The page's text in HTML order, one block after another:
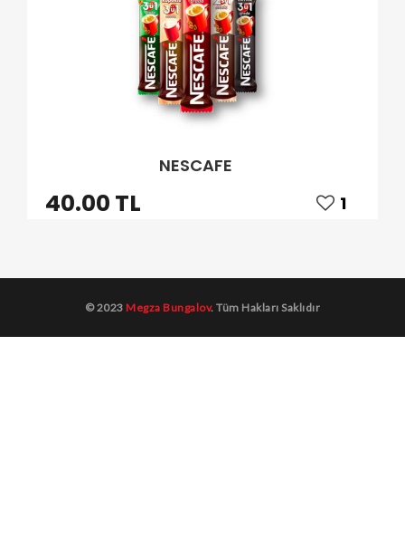
NESCAFE
40.00 TL 1
© 2023Megza Bungalov. Tüm Hakları Saklıdır